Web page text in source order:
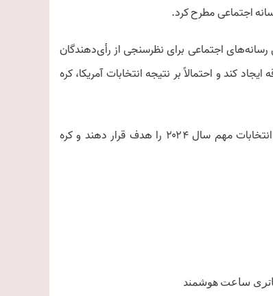
اجتماعی مطرح کرد.
اجتماعی برای نظرسنجی از رأی‌دهندگان
کند و احتمالاً بر نتیجه انتخابات آمریکا، کره
بر اساس این گزارش انتظار می‌رود گروه‌های سایبری تحت حمایت دولت چین، انتخابات مهم سال ۲۰۲۴ را هدف قرار دهند و کره
ساعت هوشمند